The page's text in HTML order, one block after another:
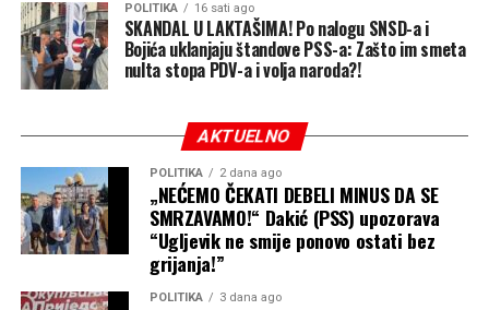
POLITIKA 16 sati ago
SKANDAL U LAKTAŠIMA! Po nalogu SNSD-a i
Bojića uklanjaju štandove PSS-a: Zašto im smeta
nulta stopa PDV-a i volja naroda?!
AKTUELNO
POLITIKA 2 dana ago
„NEĆEMO ČEKATI DEBELI MINUS DA SE
SMRZAVAMO!“ Dakić (PSS) upozorava
“Ugljevik ne smije ponovo ostati bez
grijanja!”
POLITIKA 3 dana ago